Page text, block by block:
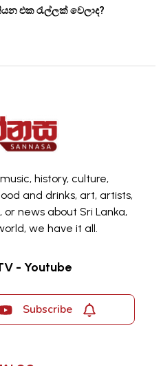
එක රැල්ලක් වෙලාද?
history, culture,
and drinks, art, artists,
or news about Sri Lanka,
we have it all.
- Youtube
Subscribe